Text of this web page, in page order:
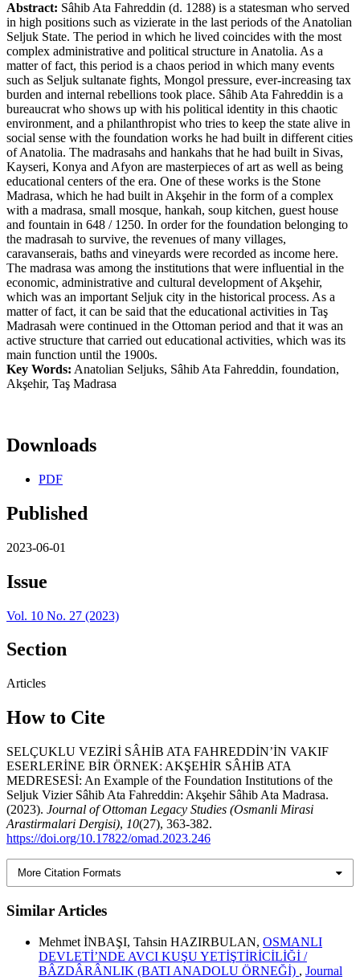
Abstract: Sâhib Ata Fahreddin (d. 1288) is a statesman who served
in high positions such as vizierate in the last periods of the Anatolian
Seljuk State. The period in which he lived coincides with the most
complex administrative and political structure in Anatolia. As a
matter of fact, this period is a chaos period in which many events
such as Seljuk sultanate fights, Mongol pressure, ever-increasing tax
burden and internal rebellions took place. Sâhib Ata Fahreddin is a
bureaucrat who shows up with his political identity in this chaotic
environment, and a philanthropist who tries to keep the state alive in
social sense with the foundation works he had built in different cities
of Anatolia. The madrasahs and hankahs that he had built in Sivas,
Kayseri, Konya and Afyon are masterpieces of art as well as being
educational centers of the era. One of these works is the Stone
Madrasa, which he had built in Akşehir in the form of a complex
with a madrasa, small mosque, hankah, soup kitchen, guest house
and fountain in 648 / 1250. In order for the foundation belonging to
the madrasah to survive, the revenues of many villages,
caravanserais, baths and vineyards were recorded as income here.
The madrasa was among the institutions that were influential in the
economic, administrative and cultural development of Akşehir,
which was an important Seljuk city in the historical process. As a
matter of fact, it can be said that the educational activities in Taş
Madrasah were continued in the Ottoman period and that it was an
active structure that carried out educational activities, which was its
main function until the 1900s.
Key Words: Anatolian Seljuks, Sâhib Ata Fahreddin, foundation,
Akşehir, Taş Madrasa
Downloads
PDF
Published
2023-06-01
Issue
Vol. 10 No. 27 (2023)
Section
Articles
How to Cite
SELÇUKLU VEZİRİ SÂHİB ATA FAHREDDİN’İN VAKIF
ESERLERİNE BİR ÖRNEK: AKŞEHİR SÂHİB ATA
MEDRESESİ: An Example of the Foundation Institutions of the
Seljuk Vizier Sâhib Ata Fahreddin: Akşehir Sâhib Ata Madrasa.
(2023). Journal of Ottoman Legacy Studies (Osmanli Mirasi
Arastirmalari Dergisi), 10(27), 363-382.
https://doi.org/10.17822/omad.2023.246
More Citation Formats
Similar Articles
Mehmet İNBAŞI, Tahsin HAZIRBULAN, OSMANLI
DEVLETİ’NDE AVCI KUŞU YETİŞTİRİCİLİĞİ /
BÂZDÂRÂNLIK (BATI ANADOLU ÖRNEĞİ) , Journal